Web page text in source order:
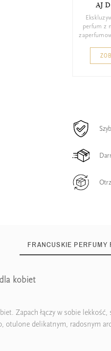
AJ
perfum z
FRANCUSKIE PERFUMY
kobiet
Zapach łączy w sobie
otulone delikatnym, radosnym